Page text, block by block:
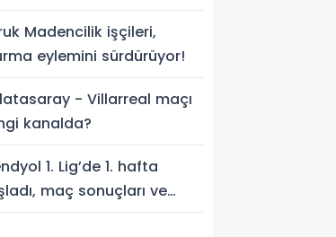
TL. bağış
Madencilik işçileri,
eylemini sürdürüyor!
- Villarreal maçı
kanalda?
1. Lig’de 1. hafta
maç sonuçları ve